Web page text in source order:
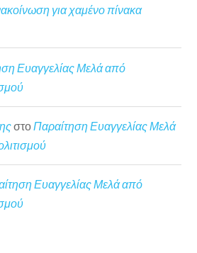
για χαμένο πίνακα
Ευαγγελίας Μελά από
στοΠαραίτηση Ευαγγελίας Μελά
Ευαγγελίας Μελά από